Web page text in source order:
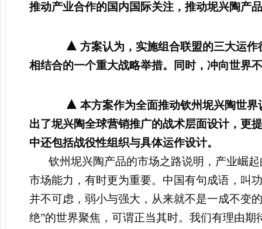
推动产业合作的国内国际关注，推动坭兴陶产
▲ 方案认为，实施组合联盟的三大运
相结合的一个重大战略举措。同时，冲向世界
▲ 本方案作为全面推动钦州坭兴陶世
出了坭兴陶全球营销推广的战术层面设计，更
中还包括战役性组织与具体运作设计。
钦州坭兴陶产品的市场之路说明，产业崛
市场能力，有时更为重要。中国有句成语，叫
并不可虑，弱小与强大，从来就不是一成不变
绝”的世界聚焦，可谓正当其时。我们有理由